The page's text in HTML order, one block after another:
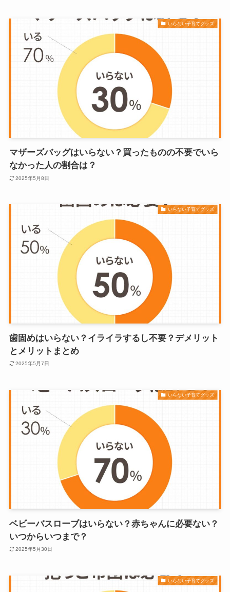
いらない子育てグッズ
マザーズバッグはいらない？買ったものの不要でいら
なかった人の割合は？
2025年5月8日
いらない子育てグッズ
歯固めはいらない？イライラするし不要？デメリット
とメリットまとめ
2025年5月7日
いらない子育てグッズ
ベビーバスローブはいらない？赤ちゃんに必要ない？
いつからいつまで？
2025年5月30日
いらない子育てグッズ